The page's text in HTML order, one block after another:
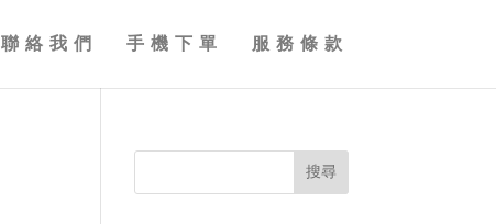
聯絡我們 手機下單 服務條款
搜尋